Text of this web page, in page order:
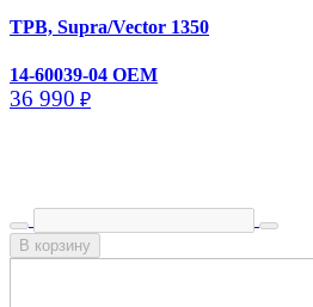
ТРВ, Supra/​Vector 1350
14-60039-04 OEM
36 990 ₽
В корзину